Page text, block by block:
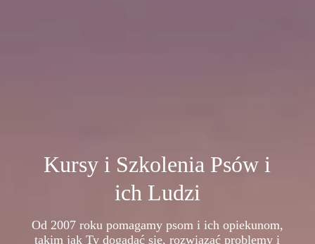
Kursy i Szkolenia Psów i
ich Ludzi
Od 2007 roku pomagamy psom i ich opiekunom,
takim jak Ty dogadać się, rozwiązać problemy i